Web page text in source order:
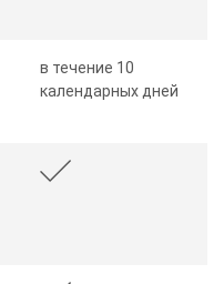
в течение 10
календарных дней